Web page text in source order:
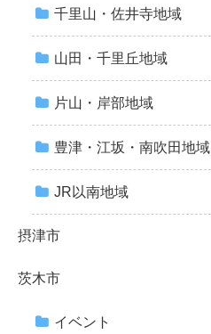
千里山・佐井寺地域
山田・千里丘地域
片山・岸部地域
豊津・江坂・南吹田地域
JR以南地域
摂津市
茨木市
イベント